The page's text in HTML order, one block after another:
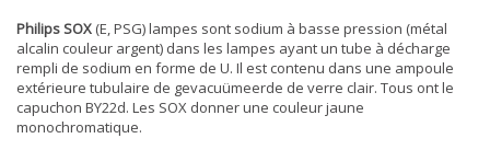
Philips SOX (E, PSG) lampes sont sodium à basse pression (métal
alcalin couleur argent) dans les lampes ayant un tube à décharge
rempli de sodium en forme de U. Il est contenu dans une ampoule
extérieure tubulaire de gevacuümeerde de verre clair. Tous ont le
capuchon BY22d. Les SOX donner une couleur jaune
monochromatique.